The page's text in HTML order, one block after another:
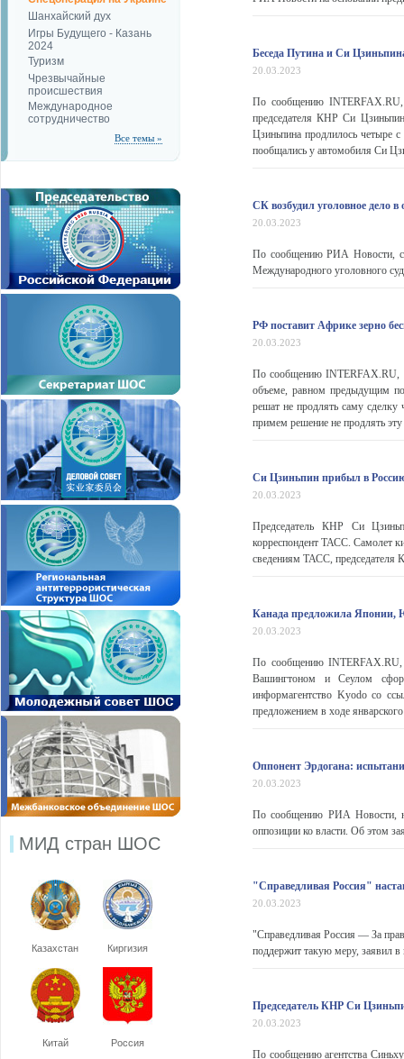
Шанхайский дух
Игры Будущего - Казань
2024
Туризм
Чрезвычайные
происшествия
Международное
сотрудничество
Все темы »
МИД стран ШОС
Казахстан Киргизия
Китай Россия
Беседа Путина и Си
20.03.2023
По сообщению INTERFAX.RU,
председателя КНР Си
Цзиньпина продлилось четыре
пообщались у автомобиля Си
СК возбудил уголовное дело
20.03.2023
По сообщению РИА Новости,
Международного уголовного
РФ поставит Африке зерно
20.03.2023
По сообщению INTERFAX.RU,
объеме, равном предыдущим
решат не продлять саму
примем решение не продлять
Си Цзиньпин прибыл в
20.03.2023
Председатель КНР Си
корреспондент ТАСС. Самолет
сведениям ТАСС, председателя
Канада предложила
20.03.2023
По сообщению INTERFAX.RU,
Вашингтоном и Сеулом
информагентство Kyodo со
предложением в ходе
Оппонент Эрдогана:
20.03.2023
По сообщению РИА Новости,
оппозиции ко власти. Об этом
"Справедливая Россия"
20.03.2023
"Справедливая Россия — За
поддержит такую меру, заявил
Председатель КНР Си
20.03.2023
По сообщению агентства